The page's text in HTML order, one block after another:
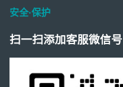
安全·保护
扫一扫添加客服微信号